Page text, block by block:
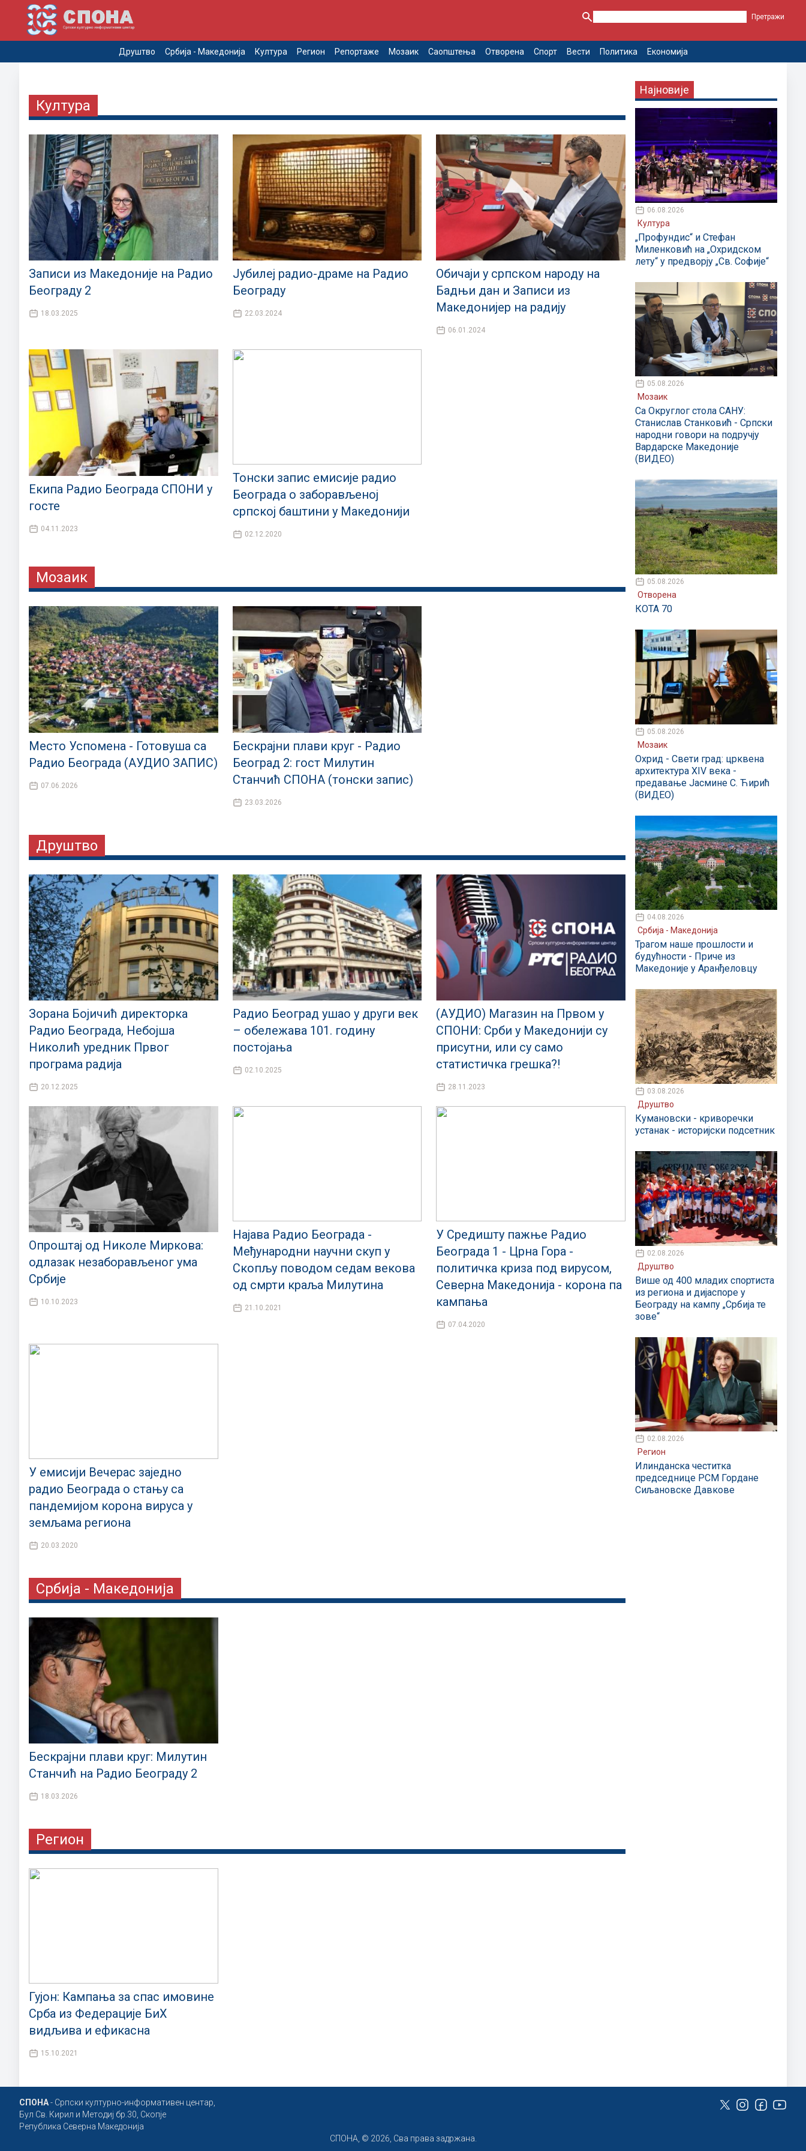
Друштво Србија - Македонија Култура Регион Репортаже Мозаик Саопштења Отворена Спорт Вести Политика Економија
Култура
Записи из Македоније на Радио
Београду 2
18.03.2025
Јубилеј радио-драме на Радио
Београду
22.03.2024
Обичаји у српском народу на
Бадњи дан и Записи из
Македонијер на радију
06.01.2024
Екипа Радио Београда СПОНИ у
госте
04.11.2023
Тонски запис емисије радио
Београда о заборављеној
српској баштини у Македонији
02.12.2020
Мозаик
Место Успомена - Готовуша са
Радио Београда (АУДИО ЗАПИС)
07.06.2026
Бескрајни плави круг - Радио
Београд 2: гост Милутин
Станчић СПОНА (тонски запис)
23.03.2026
Друштво
Зорана Бојичић директорка
Радио Београда, Небојша
Николић уредник Првог
програма радија
20.12.2025
Радио Београд ушао у други век
– обележава 101. годину
постојања
02.10.2025
(АУДИО) Магазин на Првом у
СПОНИ: Срби у Македонији су
присутни, или су само
статистичка грешка?!
28.11.2023
Опроштај од Николе Миркова:
одлазак незаборављеног ума
Србије
10.10.2023
Најава Радио Београда -
Међународни научни скуп у
Скопљу поводом седам векова
од смрти краља Милутина
21.10.2021
У Средишту пажње Радио
Београда 1 - Црна Гора -
политичка криза под вирусом,
Северна Македонија - корона па
кампања
07.04.2020
У емисији Вечерас заједно
радио Београда о стању са
пандемијом корона вируса у
земљама региона
20.03.2020
Србија - Македонија
Бескрајни плави круг: Милутин
Станчић на Радио Београду 2
18.03.2026
Регион
Гујон: Кампања за спас имовине
Срба из Федерације БиХ
видљива и ефикасна
15.10.2021
Најновије
06.08.2026
Култура
„Профундис“ и Стефан
Миленковић на „Охридском
лету“ у предворју „Св. Софије“
05.08.2026
Мозаик
Са Округлог стола САНУ:
Станислав Станковић - Српски
народни говори на подручју
Вардарске Македоније
(ВИДЕО)
05.08.2026
Отворена
КОТА 70
05.08.2026
Мозаик
Охрид - Свети град: црквена
архитектура XIV века -
предавање Јасмине С. Ћирић
(ВИДЕО)
04.08.2026
Србија - Македонија
Трагом наше прошлости и
будућности - Приче из
Македоније у Аранђеловцу
03.08.2026
Друштво
Кумановски - криворечки
устанак - историјски подсетник
02.08.2026
Друштво
Више од 400 младих спортиста
из региона и дијаспоре у
Београду на кампу „Србија те
зове“
02.08.2026
Регион
Илинданска честитка
председнице РСМ Гордане
Сиљановске Давкове
СПОНА- Српски културно-информативен центар,
Бул Св. Кирил и Методиј бр.30, Скопје
Република Северна Македонија
СПОНА, © 2026, Сва права задржана.